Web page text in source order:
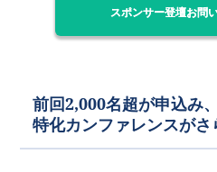
スポンサー登壇お問
前回2,000名超が申込み
特化カンファレンスがさ